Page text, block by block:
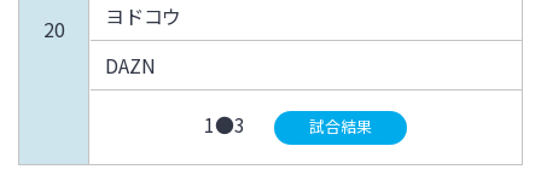
20
ヨドコウ
DAZN
1●3 試合結果